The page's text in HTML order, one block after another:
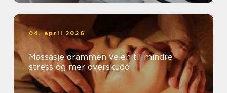
04. april 2026
Massasje drammen veien til mindre
stress og mer overskudd